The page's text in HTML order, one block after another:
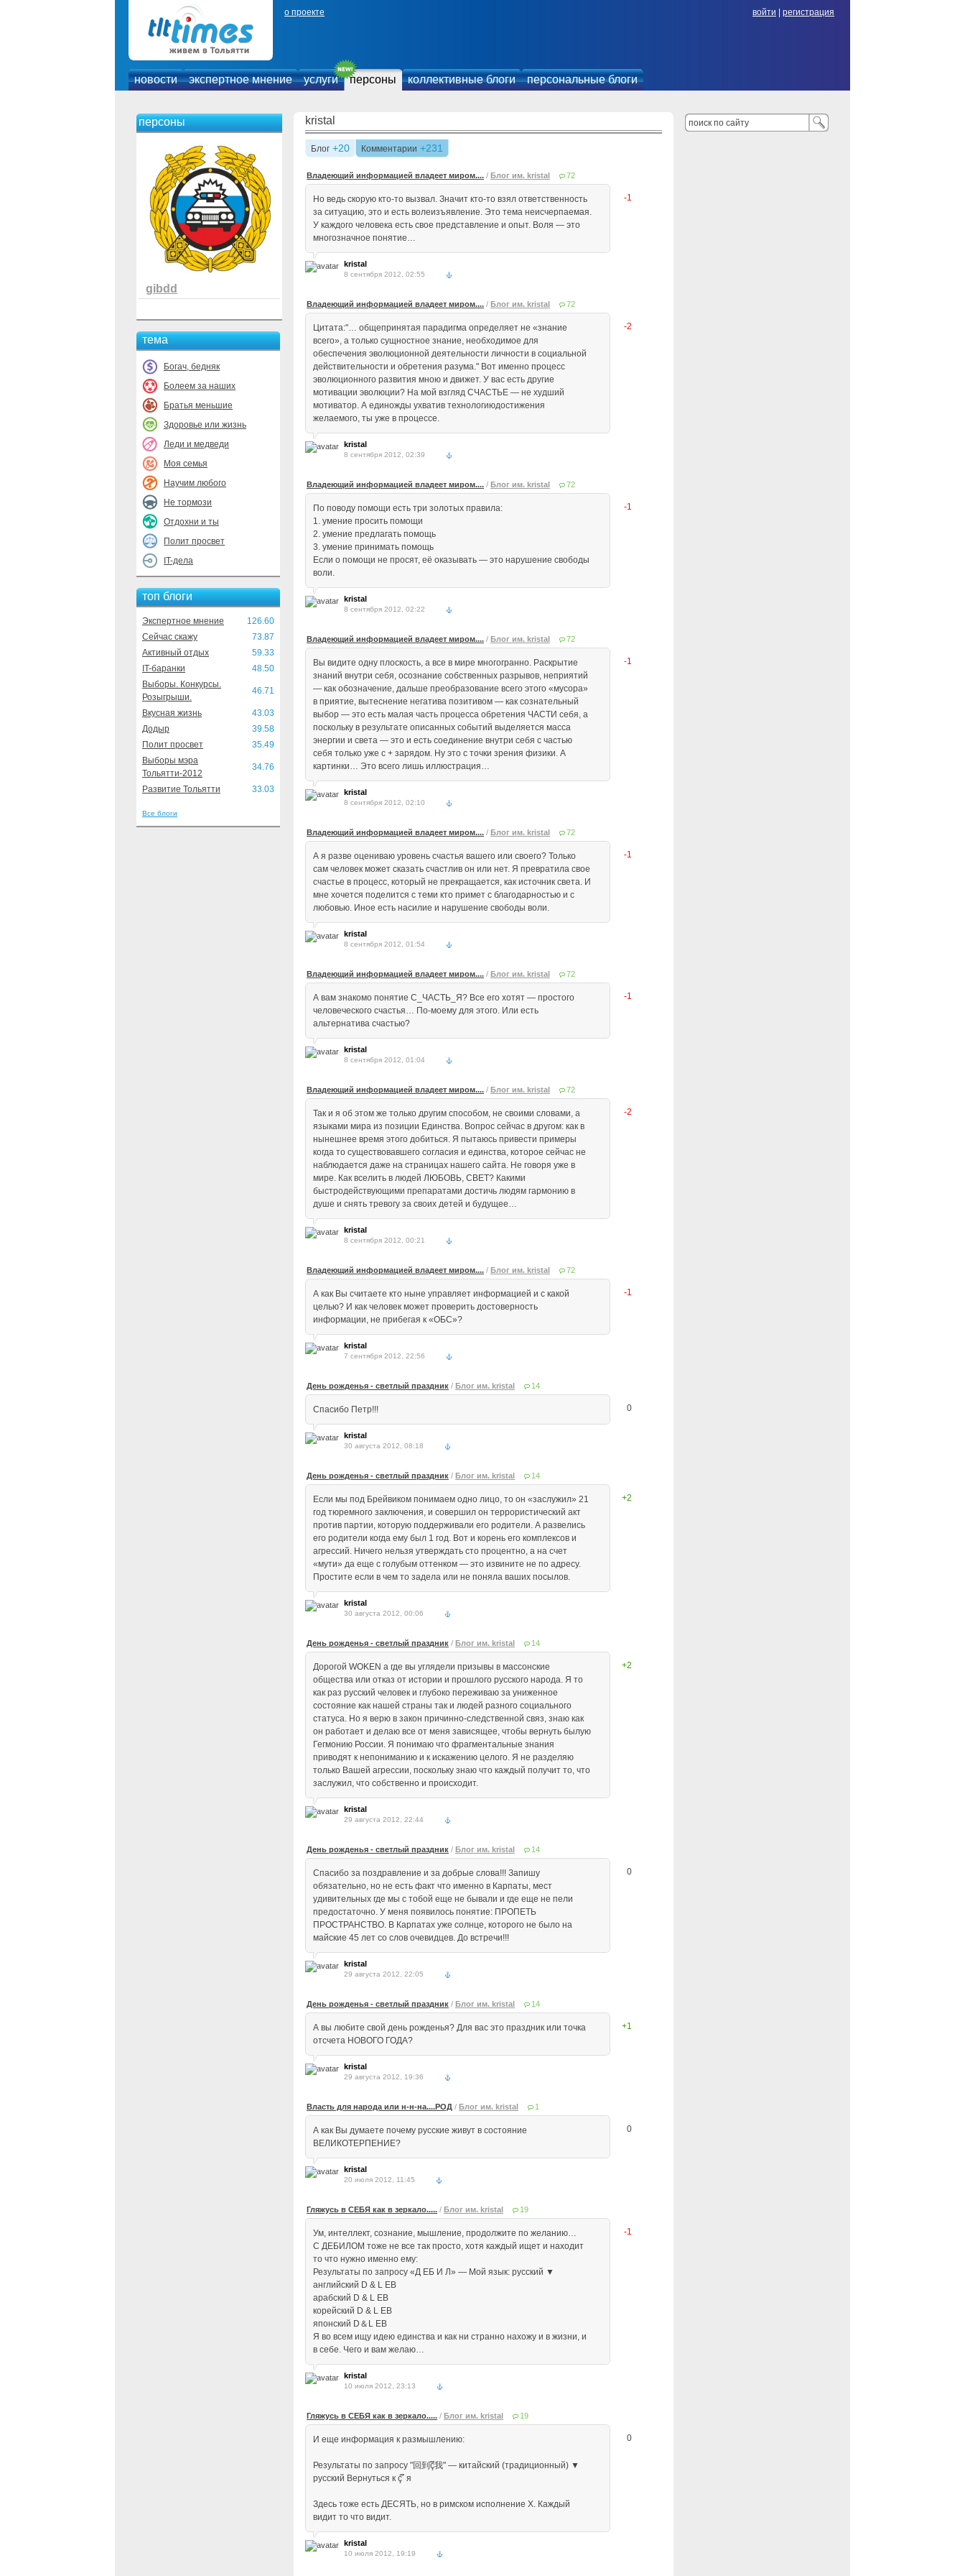
о проекте войти регистрация
новости экспертное мнение услуги персоны коллективные блоги персональные блоги
персоны
gibdd
тема
Богач, бедняк
Болеем за наших
Братья меньшие
Здоровье или жизнь
Леди и медведи
Моя семья
Научим любого
Не тормози
Отдохни и ты
Полит просвет
IT-дела
топ блоги
Экспертное мнение
126.60
Сейчас скажу
73.87
Активный отдых
59.33
IT-баранки
48.50
Выборы. Конкурсы.
Розыгрыши.
46.71
Вкусная жизнь
43.03
Додыр
39.58
Полит просвет
35.49
Выборы мэра
Тольятти-2012
34.76
Развитие Тольятти 33.03
Все блоги
kristal
Блог +20 Комментарии +231
Владеющий информацией владеет миром.... / Блог им. kristal 72
-1
Но ведь скорую кто-то вызвал. Значит кто-то взял ответственность
за ситуацию, это и есть волеизъявление. Это тема неисчерпаемая.
У каждого человека есть свое представление и опыт. Воля — это
многозначное понятие…
kristal
8 сентября 2012, 02:55
Владеющий информацией владеет миром.... / Блог им. kristal 72
-2
Цитата:"… общепринятая парадигма определяет не «знание
всего», а только сущностное знание, необходимое для
обеспечения эволюционной деятельности личности в социальной
действительности и обретения разума." Вот именно процесс
эволюционного развития мною и движет. У вас есть другие
мотивации эволюции? На мой взгляд СЧАСТЬЕ — не худший
мотиватор. А единожды ухватив технологиюдостижения
желаемого, ты уже в процессе.
kristal
8 сентября 2012, 02:39
Владеющий информацией владеет миром.... / Блог им. kristal 72
-1
По поводу помощи есть три золотых правила:
1. умение просить помощи
2. умение предлагать помощь
3. умение принимать помощь
Если о помощи не просят, её оказывать — это нарушение свободы
воли.
kristal
8 сентября 2012, 02:22
Владеющий информацией владеет миром.... / Блог им. kristal 72
-1
Вы видите одну плоскость, а все в мире многогранно. Раскрытие
знаний внутри себя, осознание собственных разрывов, неприятий
— как обозначение, дальше преобразование всего этого «мусора»
в приятие, вытеснение негатива позитивом — как сознательный
выбор — это есть малая часть процесса обретения ЧАСТИ себя, а
поскольку в результате описанных событий выделяется масса
энергии и света — это и есть соединение внутри себя с частью
себя только уже с + зарядом. Ну это с точки зрения физики. А
картинки… Это всего лишь иллюстрация…
kristal
8 сентября 2012, 02:10
Владеющий информацией владеет миром.... / Блог им. kristal 72
-1
А я разве оцениваю уровень счастья вашего или своего? Только
сам человек может сказать счастлив он или нет. Я превратила свое
счастье в процесс, который не прекращается, как источник света. И
мне хочется поделится с теми кто примет с благодарностью и с
любовью. Иное есть насилие и нарушение свободы воли.
kristal
8 сентября 2012, 01:54
Владеющий информацией владеет миром.... / Блог им. kristal 72
-1
А вам знакомо понятие С_ЧАСТЬ_Я? Все его хотят — простого
человеческого счастья… По-моему для этого. Или есть
альтернатива счастью?
kristal
8 сентября 2012, 01:04
Владеющий информацией владеет миром.... / Блог им. kristal 72
-2
Так и я об этом же только другим способом, не своими словами, а
языками мира из позиции Единства. Вопрос сейчас в другом: как в
нынешнее время этого добиться. Я пытаюсь привести примеры
когда то существовавшего согласия и единства, которое сейчас не
наблюдается даже на страницах нашего сайта. Не говоря уже в
мире. Как вселить в людей ЛЮБОВЬ, СВЕТ? Какими
быстродействующими препаратами достичь людям гармонию в
душе и снять тревогу за своих детей и будущее…
kristal
8 сентября 2012, 00:21
Владеющий информацией владеет миром.... / Блог им. kristal 72
-1
А как Вы считаете кто ныне управляет информацией и с какой
целью? И как человек может проверить достоверность
информации, не прибегая к «ОБС»?
kristal
7 сентября 2012, 22:56
День рожденья - светлый праздник / Блог им. kristal 14
0
Спасибо Петр!!!
kristal
30 августа 2012, 08:18
День рожденья - светлый праздник / Блог им. kristal 14
+2
Если мы под Брейвиком понимаем одно лицо, то он «заслужил» 21
год тюремного заключения, и совершил он террористический акт
против партии, которую поддерживали его родители. А развелись
его родители когда ему был 1 год. Вот и корень его комплексов и
агрессий. Ничего нельзя утверждать сто процентно, а на счет
«мути» да еще с голубым оттенком — это извините не по адресу.
Простите если в чем то задела или не поняла ваших посылов.
kristal
30 августа 2012, 00:06
День рожденья - светлый праздник / Блог им. kristal 14
+2
Дорогой WOKEN а где вы углядели призывы в массонские
общества или отказ от истории и прошлого русского народа. Я то
как раз русский человек и глубоко переживаю за униженное
состояние как нашей страны так и людей разного социального
статуса. Но я верю в закон причинно-следственной связ, знаю как
он работает и делаю все от меня зависящее, чтобы вернуть былую
Гегмонию России. Я понимаю что фрагментальные знания
приводят к непониманию и к искажению целого. Я не разделяю
только Вашей агрессии, поскольку знаю что каждый получит то, что
заслужил, что собственно и происходит.
kristal
29 августа 2012, 22:44
День рожденья - светлый праздник / Блог им. kristal 14
0
Спасибо за поздравление и за добрые слова!!! Запишу
обязательно, но не есть факт что именно в Карпаты, мест
удивительных где мы с тобой еще не бывали и где еще не пели
предостаточно. У меня появилось понятие: ПРОПЕТЬ
ПРОСТРАНСТВО. В Карпатах уже солнце, которого не было на
майские 45 лет со слов очевидцев. До встречи!!!
kristal
29 августа 2012, 22:05
День рожденья - светлый праздник / Блог им. kristal 14
+1
А вы любите свой день рожденья? Для вас это праздник или точка
отсчета НОВОГО ГОДА?
kristal
29 августа 2012, 19:36
Власть для народа или н-н-на....РОД / Блог им. kristal 1
0
А как Вы думаете почему русские живут в состояние
ВЕЛИКОТЕРПЕНИЕ?
kristal
20 июля 2012, 11:45
Гляжусь в СЕБЯ как в зеркало..... / Блог им. kristal 19
-1
Ум, интеллект, сознание, мышление, продолжите по желанию…
С ДЕБИЛОМ тоже не все так просто, хотя каждый ищет и находит
то что нужно именно ему:
Результаты по запросу «Д ЕБ И Л» — Мой язык: русский ▼
английский D & L EB
арабский D & L EB
корейский D & L EB
японский D＆L EB
Я во всем ищу идею единства и как ни странно нахожу и в жизни, и
в себе. Чего и вам желаю…
kristal
10 июля 2012, 23:13
Гляжусь в СЕБЯ как в зеркало..... / Блог им. kristal 19
0
И еще информация к размышлению:
Результаты по запросу "回到çึ我" — китайский (традиционный) ▼
русский Вернуться к ç ึ я
Здесь тоже есть ДЕСЯТЬ, но в римском исполнение Х. Каждый
видит то что видит.
kristal
10 июля 2012, 19:19